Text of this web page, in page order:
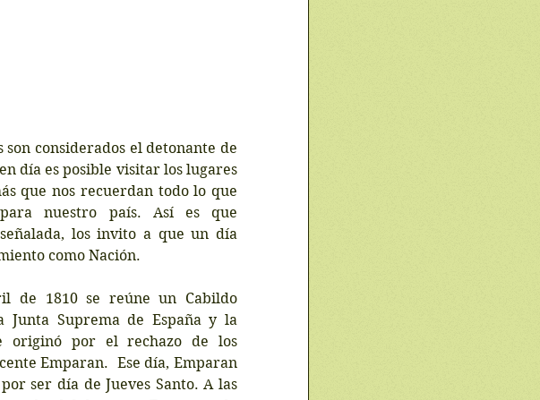
son considerados el detonante de
día es posible visitar los lugares
que nos recuerdan todo lo que
nuestro país. Así es que
los invito a que un día
como Nación.
de 1810 se reúne un Cabildo
Suprema de España y la
originó por el rechazo de los
Emparan. ​ Ese día, Emparan
ser día de Jueves Santo. A las